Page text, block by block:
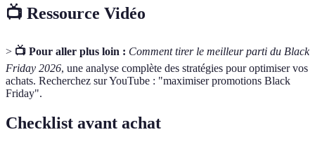
📺 Ressource Vidéo
> 📺 Pour aller plus loin : Comment tirer le meilleur parti du Black
Friday 2026, une analyse complète des stratégies pour optimiser vos
achats. Recherchez sur YouTube : "maximiser promotions Black
Friday".
Checklist avant achat